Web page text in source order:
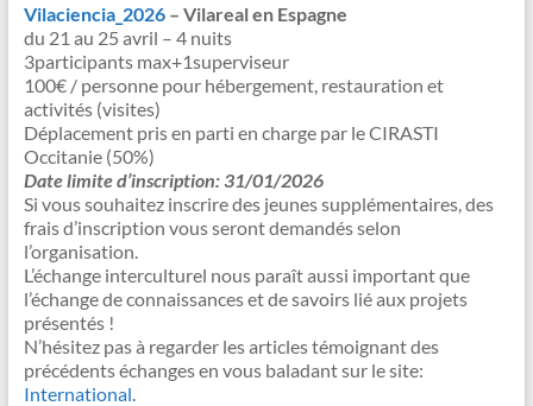
Vilaciencia_2026– Vilareal en Espagne
du 21 au 25 avril – 4 nuits
3participants max+1superviseur
100€ / personne pour hébergement, restauration et
activités (visites)
Déplacement pris en parti en charge par le CIRASTI
Occitanie (50%)
Date limite d’inscription: 31/01/2026
Si vous souhaitez inscrire des jeunes supplémentaires, des
frais d’inscription vous seront demandés selon
l’organisation.
L’échange interculturel nous paraît aussi important que
l’échange de connaissances et de savoirs lié aux projets
présentés !
N’hésitez pas à regarder les articles témoignant des
précédents échanges en vous baladant sur le site:
International.